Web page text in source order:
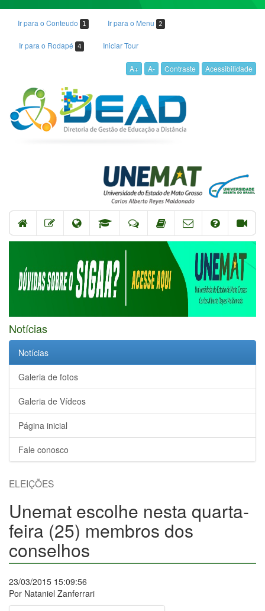
Ir para o Conteudo 1 Ir para o Menu 2
Ir para o Rodapé 4 Iniciar Tour
A+ A- Contraste Acessibilidade
Notícias
Notícias
Galeria de fotos
Galeria de Vídeos
Página inicial
Fale conosco
ELEIÇÕES
Unemat escolhe nesta quarta-
feira (25) membros dos
conselhos
23/03/2015 15:09:56
Por Nataniel Zanferrari